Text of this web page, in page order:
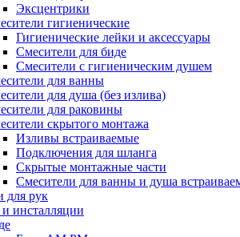
Эксцентрики
гигиенические
Гигиенические лейки и аксессуары
Смесители для биде
Смесители с гигиеническим душем
для ванны
для душа (без излива)
для раковины
скрытого монтажа
Изливы встраиваемые
Подключения для шланга
Скрытые монтажные части
Смесители для ванны и душа
для рук
инсталляции